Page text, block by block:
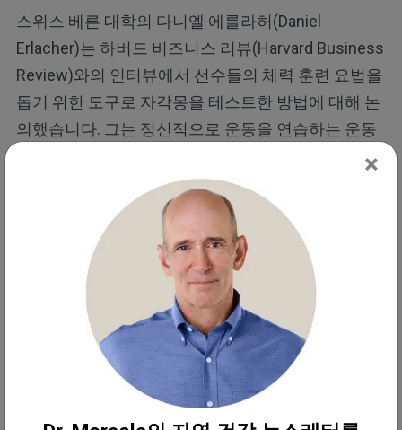
스위스 베른 대학의 다니엘 에를라허(Daniel
Erlacher)는 하버드 비즈니스 리뷰(Harvard Business
Review)와의 인터뷰에서 선수들의 체력 훈련 요법을
돕기 위한 도구로 자각몽을 테스트한 방법에 대해 논
의했습니다. 그는 정신적으로 운동을 연습하는 운동
선수들이 경기력을 향상시킬 수 있다는 것을 관찰했
고, 자각몽을 통해 같은 결과를 얻을 수 있다는 가설
을 다음과 같이 세웠습니다.
"한 실험에서 우리는 참가자들에게 무릎을
깊이 구부리는 것에 대한 꿈을 꾸도록 했
습니다. 그들의 몸은 움직이지 않는데도
마치 운동하듯 심장과 호흡수가 조금씩 증
가했습니다.
즉, 뇌가 꿈의 움직임에 비슷한 방식으로
×